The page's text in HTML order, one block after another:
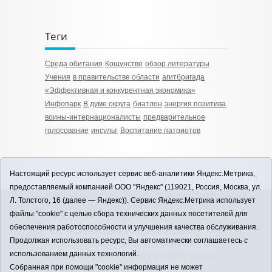
Теги
Среда обитания Кощунство обзор литературы
Учения в правительстве области агитбригада
«Эффективная и конкурентная экономика»
Инфопарк В думе округа биатлон энергия позитива
воины-интернационалисты предварительное
голосование инсульт Воспитание патриотов
12+
ЗАВОДОУКОВСК online / Новости
Заводоуковского муниципального округа, 2026
Учредитель: АНО "Информационно-издательский
центр "Заводоуковские вести". Главный редактор:
Настоящий ресурс использует сервис веб-аналитики Яндекс.Метрика,
предоставляемый компанией ООО "Яндекс" (119021, Россия, Москва, ул.
Л. Толстого, 16 (далее — Яндекс)). Сервис Яндекс.Метрика использует
файлы "cookie" с целью сбора технических данных посетителей для
обеспечения работоспособности и улучшения качества обслуживания.
Продолжая использовать ресурс, Вы автоматически соглашаетесь с
использованием данных технологий.
Собранная при помощи "cookie" информация не может